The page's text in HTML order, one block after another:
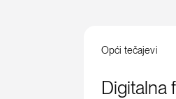
Opći tečajevi
Digitalna